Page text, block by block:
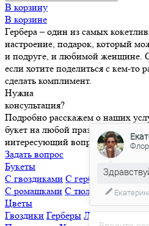
В корзину
В корзине
Гербера – один из самых
настроение, подарок, который
и подруге, и любимой женщине.
если хотите поделиться с кем-то
сделать комплимент.
Нужна
консультация?
Подробно расскажем о наших
букет на любой праздник и
интересующий вопрос!
Задать вопрос
Букеты
С гвоздиками С герберами С
С ромашками С тюльпанами С
Цветы
Гвоздики Герберы Лизиантусы